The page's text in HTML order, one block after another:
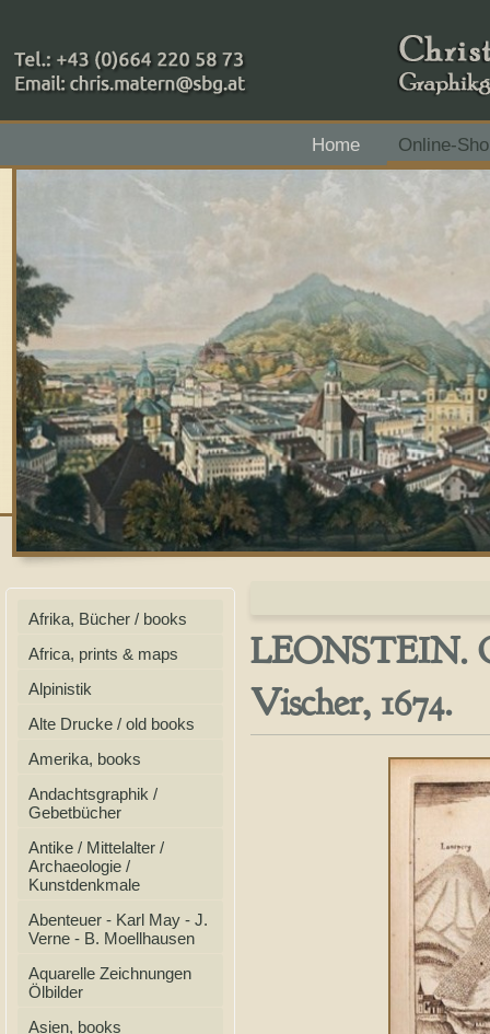
+43 (0)664 220 58 73
Home
Online-
Zahlungsmethoden: RAIBA - Flachgau Mitte - IBAN
Afrika, Bücher / books
Africa, prints & maps
Alpinistik
Alte Drucke / old books
Amerika, books
Andachtsgraphik /
Gebetbücher
Antike / Mittelalter /
Archaeologie /
Kunstdenkmale
Abenteuer - Karl May - J.
Verne - B. Moellhausen
Aquarelle Zeichnungen
Ölbilder
Asien, books
LEONSTEIN.
Vischer, 1674.